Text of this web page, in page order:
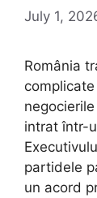
July 1,
România
intrat într-
partidele
un acord